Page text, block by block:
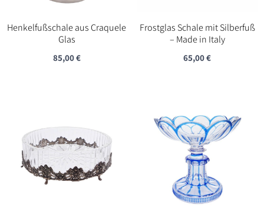
Henkelfußschale aus Craquele
Glas
85,00€
Frostglas Schale mit Silberfuß
– Made in Italy
65,00€